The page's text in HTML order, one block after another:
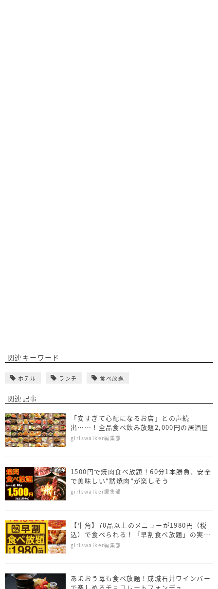
関連キーワード
ホテル ランチ 食べ放題
関連記事
「安すぎて心配になるお店」との声続
出……！全品食べ飲み放題2,000円の居酒屋
girlswalker編集部
1500円で焼肉食べ放題！60分1本勝負、安全
で美味しい“黙焼肉”が楽しそう
girlswalker編集部
【牛角】70品以上のメニューが1980円（税
込）で食べられる！「早割食べ放題」の実施
店舗を拡大
girlswalker編集部
あまおう苺も食べ放題！成城石井ワインバー